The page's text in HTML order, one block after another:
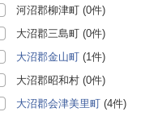
河沼郡柳津町 (0件)
大沼郡三島町 (0件)
大沼郡金山町 (1件)
大沼郡昭和村 (0件)
大沼郡会津美里町 (4件)